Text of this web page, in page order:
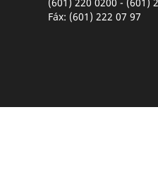
Fáx: (601) 222 07 97